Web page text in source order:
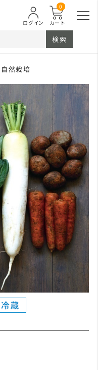
カート
0
ログイン
検索
自然栽培